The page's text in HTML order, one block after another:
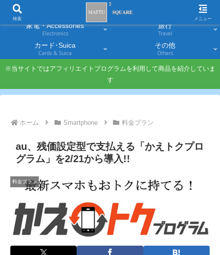
家電・Accessories
Electronics
旅行
Travel
カード･Suica
Cards & Suica
その他
Others
※当サイトではアフィリエイトプログラムを利用して商品を紹介していま
す
ホーム Smartphone 料金プラン
au、残価設定型で支払える「かえトクプロ
グラム」を2/21から導入!!
料金プラン
検索 メニュー